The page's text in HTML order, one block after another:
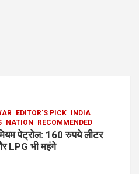
EDITOR'S PICK
INDIA
NATION RECOMMENDED
पेट्रोल: 160 रुपये लीटर
LPG भी महंगे